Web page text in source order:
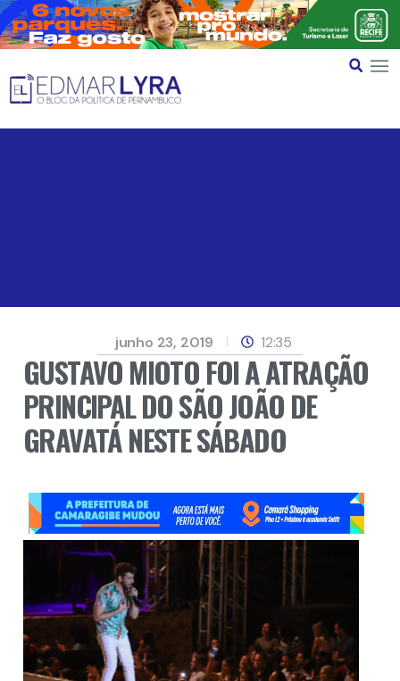
junho 23, 2019 12:35
GUSTAVO MIOTO FOI A ATRAÇÃO
PRINCIPAL DO SÃO JOÃO DE
GRAVATÁ NESTE SÁBADO